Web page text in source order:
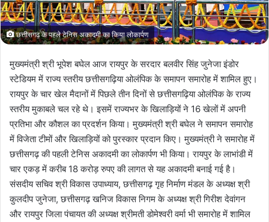
छत्तीसगढ़ के पहले टेनिस अकादमी का किया लोकार्पण
मुख्यमंत्री श्री भूपेश बघेल आज रायपुर के सरदार बलवीर सिंह जुनेजा इंडोर
स्टेडियम में राज्य स्तरीय छत्तीसगढ़िया ओलंपिक के समापन समारोह में शामिल हुए।
रायपुर के चार खेल मैदानों में पिछले तीन दिनों से छत्तीसगढ़िया ओलंपिक के राज्य
स्तरीय मुकाबले चल रहे थे। इसमें राज्यभर के खिलाड़ियों ने 16 खेलों में अपनी
प्रतिभा और कौशल का प्रदर्शन किया। मुख्यमंत्री श्री बघेल ने समापन समारोह
में विजेता टीमों और खिलाड़ियों को पुरस्कार प्रदान किए। मुख्यमंत्री ने समारोह में
छत्तीसगढ़ की पहली टेनिस अकादमी का लोकार्पण भी किया। रायपुर के लाभांडी में
चार एकड़ में करीब 18 करोड़ रुपए की लागत से यह अकादमी बनाई गई है।
संसदीय सचिव श्री विकास उपाध्याय, छत्तीसगढ़ गृह निर्माण मंडल के अध्यक्ष श्री
कुलदीप जुनेजा, छत्तीसगढ़ खनिज विकास निगम के अध्यक्ष श्री गिरीश देवांगन
और रायपुर जिला पंचायत की अध्यक्ष श्रीमती डोमेश्वरी वर्मा भी समारोह में शामिल